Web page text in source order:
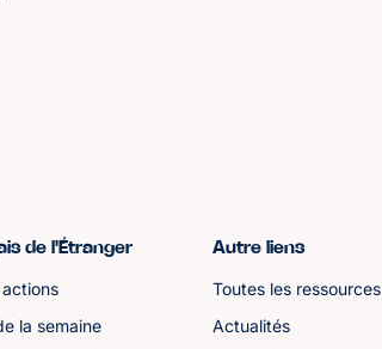
de l'Étranger
la semaine
Autre liens
Toutes les ressources
Actualités